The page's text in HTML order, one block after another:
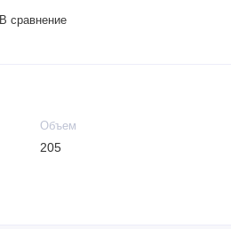
В сравнение
Объем
205